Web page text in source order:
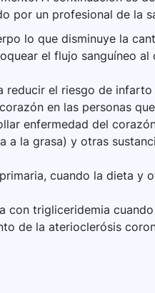
por un profesional de la
lo que disminuye la
el flujo sanguíneo
reducir el riesgo de
en las personas
enfermedad del
la grasa) y otras
cuando la dieta y
con trigliceridemia
de la aterioclerósis